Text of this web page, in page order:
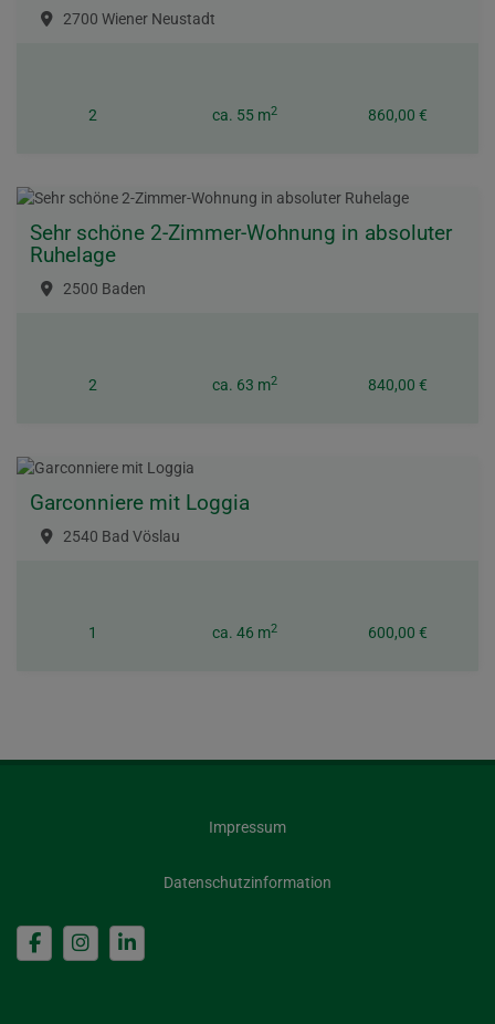
2700 Wiener Neustadt
2 ca. 55 m2 860,00 €
Sehr schöne 2-Zimmer-Wohnung in absoluter
Ruhelage
2500 Baden
2 ca. 63 m2 840,00 €
Garconniere mit Loggia
2540 Bad Vöslau
1 ca. 46 m2 600,00 €
Impressum
Datenschutzinformation